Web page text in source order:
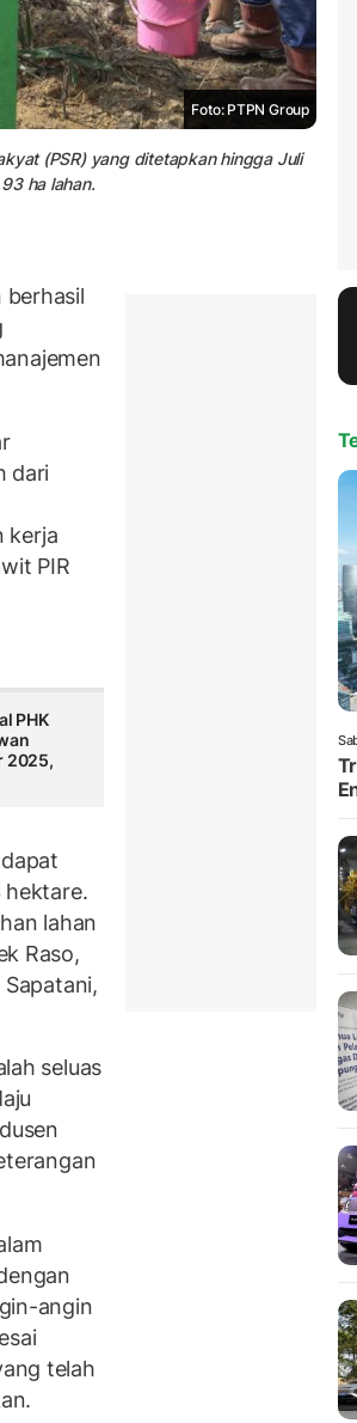
Foto: PTPN Group
(PSR) yang ditetapkan hingga Juli
ha lahan.
berhasil
dari
kerja
PIR
PHK
2025,
hektare.
lahan
Raso,
seluas
angin
telah